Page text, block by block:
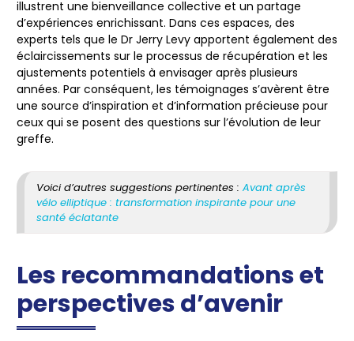
illustrent une bienveillance collective et un partage
d’expériences enrichissant. Dans ces espaces, des
experts tels que le Dr Jerry Levy apportent également des
éclaircissements sur le processus de récupération et les
ajustements potentiels à envisager après plusieurs
années. Par conséquent, les témoignages s’avèrent être
une source d’inspiration et d’information précieuse pour
ceux qui se posent des questions sur l’évolution de leur
greffe.
Voici d’autres suggestions pertinentes : Avant après
vélo elliptique : transformation inspirante pour une
santé éclatante
Les recommandations et
perspectives d’avenir